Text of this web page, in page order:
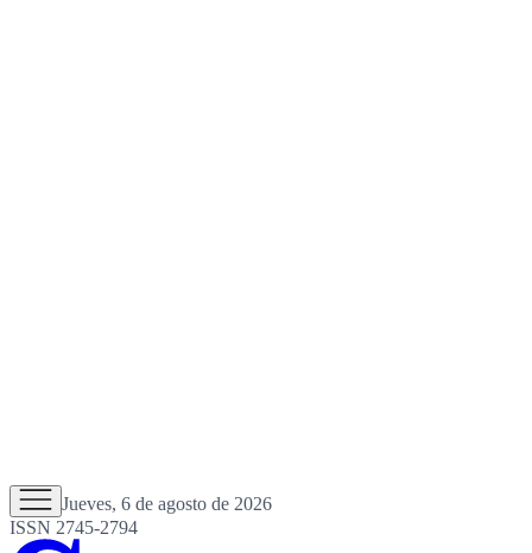
Jueves, 6 de agosto de 2026
ISSN 2745-2794